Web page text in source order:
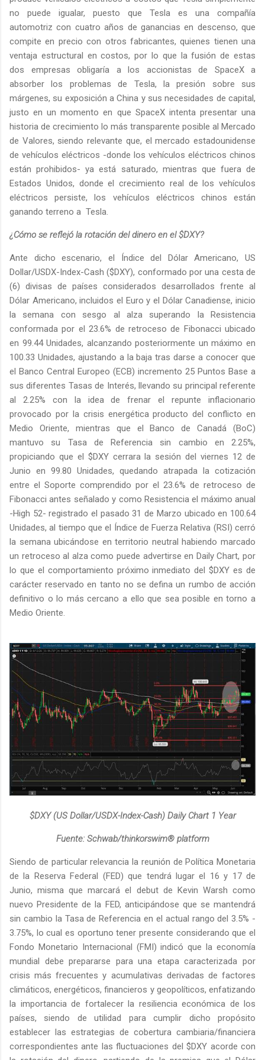
no puede igualar, puesto que Tesla es una compañía
automotriz con cuatro años de ganancias en descenso, que
compite en precio con otros fabricantes, quienes tienen una
ventaja estructural en costos, por lo que la fusión de estas
dos empresas obligaría a los accionistas de SpaceX a
absorber los problemas de Tesla, la presión sobre sus
márgenes, su exposición a China y sus necesidades de capital,
justo en un momento en que SpaceX intenta presentar una
historia de crecimiento lo más transparente posible al Mercado
de Valores, siendo relevante que, el mercado estadounidense
de vehículos eléctricos -donde los vehículos eléctricos chinos
están prohibidos- ya está saturado, mientras que fuera de
Estados Unidos, donde el crecimiento real de los vehículos
eléctricos persiste, los vehículos eléctricos chinos están
ganando terreno a Tesla.
¿Cómo se reflejó la rotación del dinero en el $DXY?
Ante dicho escenario, el Índice del Dólar Americano, US
Dollar/USDX-Index-Cash ($DXY), conformado por una cesta de
(6) divisas de países considerados desarrollados frente al
Dólar Americano, incluidos el Euro y el Dólar Canadiense, inicio
la semana con sesgo al alza superando la Resistencia
conformada por el 23.6% de retroceso de Fibonacci ubicado
en 99.44 Unidades, alcanzando posteriormente un máximo en
100.33 Unidades, ajustando a la baja tras darse a conocer que
el Banco Central Europeo (ECB) incremento 25 Puntos Base a
sus diferentes Tasas de Interés, llevando su principal referente
al 2.25% con la idea de frenar el repunte inflacionario
provocado por la crisis energética producto del conflicto en
Medio Oriente, mientras que el Banco de Canadá (BoC)
mantuvo su Tasa de Referencia sin cambio en 2.25%,
propiciando que el $DXY cerrara la sesión del viernes 12 de
Junio en 99.80 Unidades, quedando atrapada la cotización
entre el Soporte comprendido por el 23.6% de retroceso de
Fibonacci antes señalado y como Resistencia el máximo anual
-High 52- registrado el pasado 31 de Marzo ubicado en 100.64
Unidades, al tiempo que el Índice de Fuerza Relativa (RSI) cerró
la semana ubicándose en territorio neutral habiendo marcado
un retroceso al alza como puede advertirse en Daily Chart, por
lo que el comportamiento próximo inmediato del $DXY es de
carácter reservado en tanto no se defina un rumbo de acción
definitivo o lo más cercano a ello que sea posible en torno a
Medio Oriente.
$DXY (US Dollar/USDX-Index-Cash) Daily Chart 1 Year
Fuente: Schwab/thinkorswim® platform
Siendo de particular relevancia la reunión de Política Monetaria
de la Reserva Federal (FED) que tendrá lugar el 16 y 17 de
Junio, misma que marcará el debut de Kevin Warsh como
nuevo Presidente de la FED, anticipándose que se mantendrá
sin cambio la Tasa de Referencia en el actual rango del 3.5% -
3.75%, lo cual es oportuno tener presente considerando que el
Fondo Monetario Internacional (FMI) indicó que la economía
mundial debe prepararse para una etapa caracterizada por
crisis más frecuentes y acumulativas derivadas de factores
climáticos, energéticos, financieros y geopolíticos, enfatizando
la importancia de fortalecer la resiliencia económica de los
países, siendo de utilidad para cumplir dicho propósito
establecer las estrategias de cobertura cambiaria/financiera
correspondientes ante las fluctuaciones del $DXY acorde con